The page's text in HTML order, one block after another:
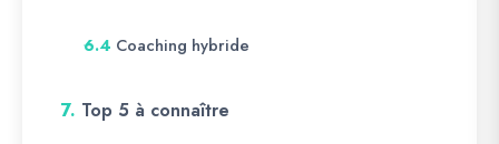
6.4 Coaching hybride
7. Top 5 à connaître